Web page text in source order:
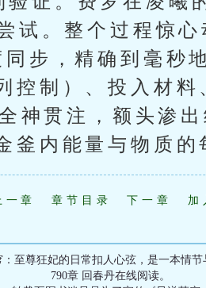
试。整个过程惊
步，精确到毫秒
控制）、投入材
神贯注，额头渗
釜内能量与物质的
一章 章节目录 下一章 加
至尊狂妃的日常扣人心弦，是一本情
790章 回春丹在线阅读。